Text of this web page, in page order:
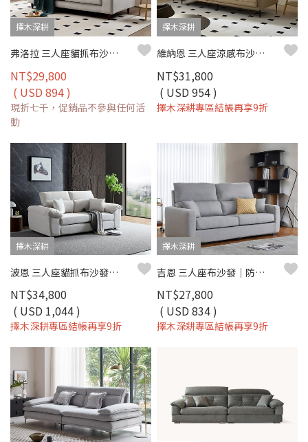
擇木深耕
弗洛拉 三人座貓抓布沙發｜皮絨貓抓布 × 防潑水耐磨 × 獨立筒坐墊 – 擇木深耕
NT$29,800
( USD 894 )
現折七千，促銷品不參與任何活
動
擇木深耕
維納恩 三人座涼感布沙發｜清新機能涼感布 × 高密度彈力坐墊 × 金屬高腳設計 – 擇木深耕系列
NT$31,800
( USD 954 )
擇木深耕專區結帳再享9折
擇木深耕
波恩 三人座貓抓布沙發｜比利時貓抓布 × 可調式頭靠 × 寬扶手設計 – 擇木深耕
NT$34,800
( USD 1,044 )
擇木深耕專區結帳再享9折
擇木深耕
吉恩 三人座布沙發｜防潑水面料 × 加高靠枕 × 可拆洗布套 – 擇木深耕
NT$27,800
( USD 834 )
擇木深耕專區結帳再享9折